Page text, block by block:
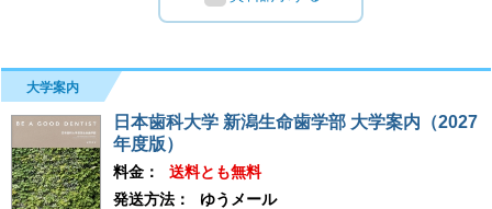
大学案内
日本歯科大学 新潟生命歯学部 大学案内（2027
年度版）
料金：
送料とも無料
発送方法：
ゆうメール